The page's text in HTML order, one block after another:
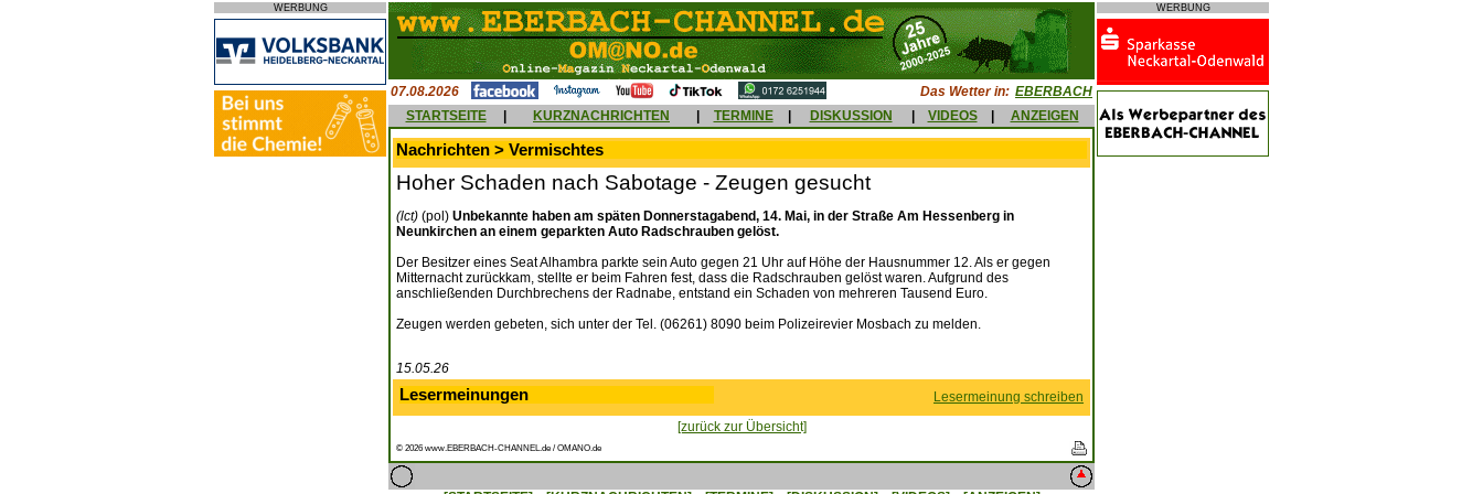
WERBUNG
07.08.2026 Das Wetter in: EBERBACH
STARTSEITE
KURZNACHRICHTEN TERMINE DISKUSSION VIDEOS ANZEIGEN
Nachrichten > Vermischtes
Hoher Schaden nach Sabotage - Zeugen gesucht
(lct) (pol) Unbekannte haben am späten Donnerstagabend, 14. Mai, in der Straße Am Hessenberg in
Neunkirchen an einem geparkten Auto Radschrauben gelöst.
Der Besitzer eines Seat Alhambra parkte sein Auto gegen 21 Uhr auf Höhe der Hausnummer 12. Als er gegen
Mitternacht zurückkam, stellte er beim Fahren fest, dass die Radschrauben gelöst waren. Aufgrund des
anschließenden Durchbrechens der Radnabe, entstand ein Schaden von mehreren Tausend Euro.
Zeugen werden gebeten, sich unter der Tel. (06261) 8090 beim Polizeirevier Mosbach zu melden.
15.05.26
Lesermeinungen
Lesermeinung schreiben
[zurück zur Übersicht]
© 2026 www.EBERBACH-CHANNEL.de / OMANO.de
WERBUNG